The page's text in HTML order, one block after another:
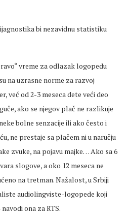
bi nezavidnu statistiku
vreme za odlazak logopedu
na uzrasne norme za razvoj
već od 2-3 meseca dete veći deo
ako se njegov plač ne razlikuje
bolne senzacije ili ako često i
ne prestaje sa plačem ni u naručju
zvuke, na pojavu majke… Ako sa 6
slogove, a oko 12 meseca ne
na tretman. Nažalost, u Srbiji
audiolingviste-logopede koji
ona za RTS.